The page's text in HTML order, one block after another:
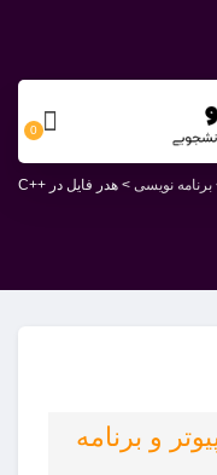
0
برنامه نویسی > هدر فایل در ++C
کامپیوتر و برنامه